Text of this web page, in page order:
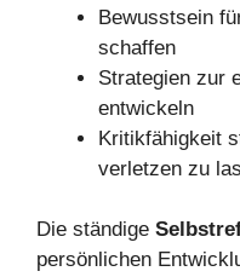
Bewusstsein
schaffen
Strategien zur
entwickeln
Kritikfähigkeit
verletzen zu
Die ständige
persönlichen